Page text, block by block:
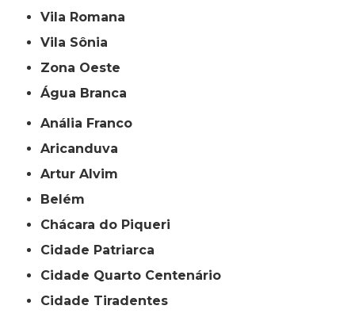
Vila Romana
Vila Sônia
Zona Oeste
Água Branca
Anália Franco
Aricanduva
Artur Alvim
Belém
Chácara do Piqueri
Cidade Patriarca
Cidade Quarto Centenário
Cidade Tiradentes